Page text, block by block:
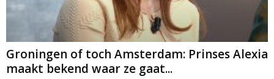
Groningen of toch Amsterdam: Prinses Alexia
maakt bekend waar ze gaat...